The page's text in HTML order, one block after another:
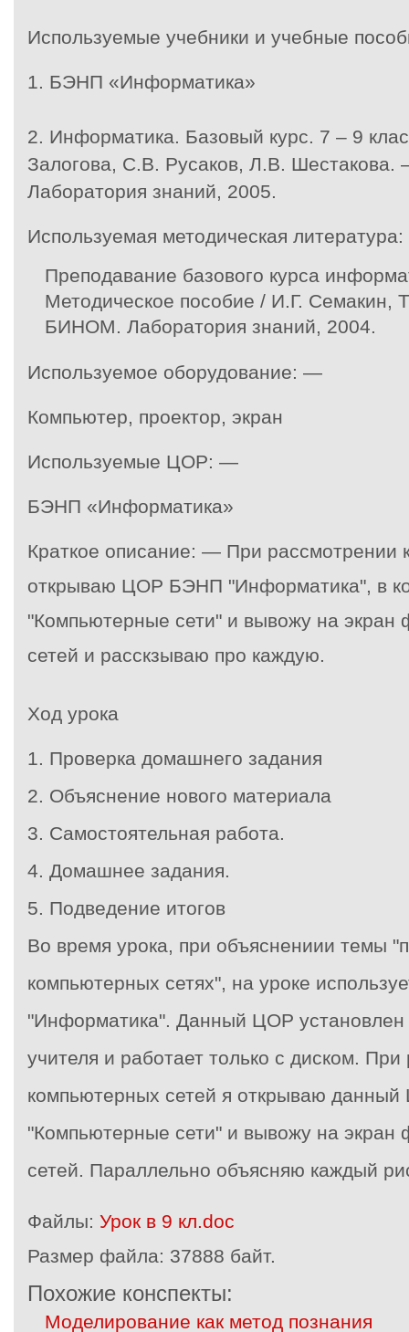
Используемые учебники и учебные
1. БЭНП «Информатика»
2. Информатика. Базовый курс. 7 – 9
Залогова, С.В. Русаков, Л.В.
Лаборатория знаний, 2005.
Используемая методическая
Преподавание базового курса
Методическое пособие / И.Г.
БИНОМ. Лаборатория знаний, 2004.
Используемое оборудование: —
Компьютер, проектор, экран
Используемые ЦОР: —
БЭНП «Информатика»
Краткое описание: — При рассмотрении
открываю ЦОР БЭНП "Информатика", в
"Компьютерные сети" и вывожу на экран
сетей и расскзываю про каждую.
Ход урока
1. Проверка домашнего задания
2. Объяснение нового материала
3. Самостоятельная работа.
4. Домашнее задания.
5. Подведение итогов
Во время урока, при объяснениии темы
компьютерных сетях", на уроке
"Информатика". Данный ЦОР установлен
учителя и работает только с диском.
компьютерных сетей я открываю данный
"Компьютерные сети" и вывожу на экран
сетей. Параллельно объясняю каждый
Файлы: Урок в 9 кл.doc
Размер файла: 37888 байт.
Похожие конспекты:
Моделирование как метод познания